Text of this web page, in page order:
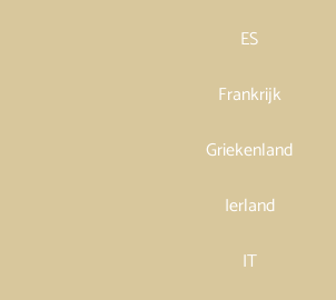
ES
Frankrijk
Griekenland
Ierland
IT